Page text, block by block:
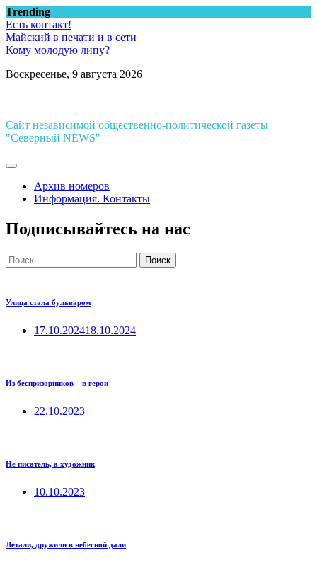
Перейти
к
содержимому
Trending
Есть контакт!
Майский в печати и в сети
Кому молодую липу?
Воскресенье, 9 августа 2026
Сайт независимой общественно-политической газеты
"Северный NEWS"
Архив номеров
Информация. Контакты
Подписывайтесь на нас
Найти:
Улица стала бульваром
17.10.202418.10.2024
Из беспризорников – в герои
22.10.2023
Не писатель, а художник
10.10.2023
Летали, дружили в небесной дали